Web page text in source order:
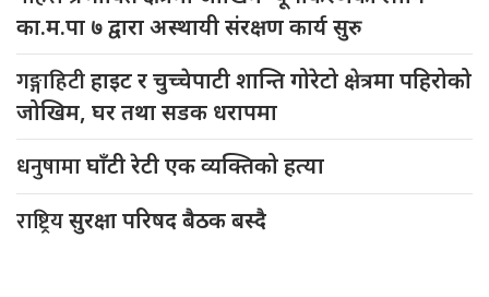
का.म.पा ७ द्वारा अस्थायी संरक्षण कार्य सुरु
गङ्गाहिटीहाइट र चुच्चेपाटी शान्ति गोरेटो क्षेत्रमा पहिरोको
जोखिम, घर तथा सडक धरापमा
धनुषामाघाँटी रेटी एक व्यक्तिको हत्या
राष्ट्रियसुरक्षा परिषद बैठक बस्दै